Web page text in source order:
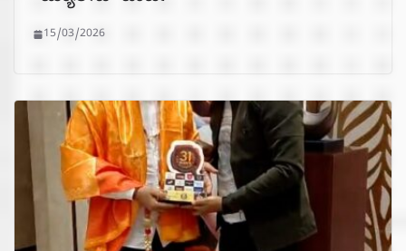
15/03/2026